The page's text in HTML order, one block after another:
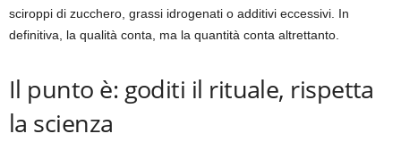
sciroppi di zucchero, grassi idrogenati o additivi eccessivi. In
definitiva, la qualità conta, ma la quantità conta altrettanto.
Il punto è: goditi il ​​rituale, rispetta
la scienza